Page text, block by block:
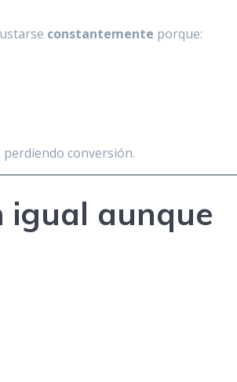
constantemente porque:
perdiendo conversión.
igual aunque